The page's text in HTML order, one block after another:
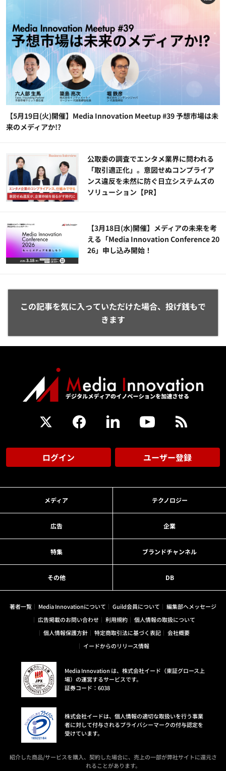
【5月19日(火)開催】Media Innovation Meetup #39 予想市場は未
来のメディアか!?
公​​取委の調査でエンタメ業界に問われる
「取引適正化」。意図せぬコンプライア
ンス違反を未然に防ぐ日立システムズの
ソリューション​【PR】
【3月18日(水)開催】メディアの未来を考
える「Media Innovation Conference 20
26」申し込み開始！
この記事を気に入っていただけた場合、投げ銭もで
きます
ログイン ユーザー登録
メディア テクノロジー
広告 企業
特集 ブランドチャンネル
その他 DB
著者一覧 Media Innovationについて Guild会員について
編集部へメッセージ
広告掲載のお問い合わせ
利用規約
個人情報の取扱について
個人情報保護方針
特定商取引法に基づく表記
会社概要
イードからのリリース情報
Media Innovation は、株式会社イード（東証グロース上
場）の運営するサービスです。
証券コード：6038
株式会社イードは、個人情報の適切な取扱いを行う事業
者に対して付与されるプライバシーマークの付与認定を
受けています。
紹介した商品/サービスを購入、契約した場合に、売上の一部が弊社サイトに還元さ
れることがあります。